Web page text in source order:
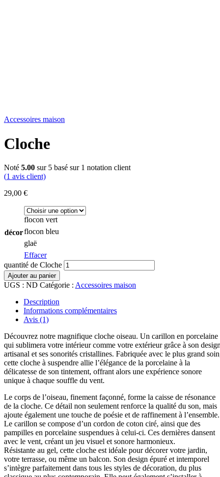
Accessoires maison
Cloche
Noté 5.00 sur 5 basé sur 1 notation client
(1 avis client)
29,00 €
décor
flocon vert
flocon bleu
glaë
Effacer
quantité de Cloche
Ajouter au panier
UGS : ND Catégorie : Accessoires maison
Description
Informations complémentaires
Avis (1)
Découvrez notre magnifique cloche oiseau. Un carillon en porcelaine
qui sublimera votre intérieur comme votre extérieur grâce à son
artisanal et ses sonorités cristallines. Fabriquée avec le plus grand
cette cloche à suspendre allie l’élégance de la porcelaine à la
délicatesse de son tintement, offrant alors une expérience sonore
unique à chaque souffle du vent.
Le corps de l’oiseau, finement façonné, forme la caisse de résonance
de la cloche. Ce détail non seulement renforce la qualité du son, mais
ajoute également une touche de poésie et de raffinement à l’ensemble.
Le carillon se compose d’un cordon de coton ciré, ainsi que des
pampilles en porcelaine suspendues à celui-ci. Ces dernières dansent
avec le vent, créant un jeu visuel et sonore harmonieux.
Résistante au gel, cette cloche est idéale pour décorer votre jardin,
votre terrasse, ou même un balcon. Son design épuré et intemporel
s’intègre parfaitement dans tous les styles de décoration, du plus